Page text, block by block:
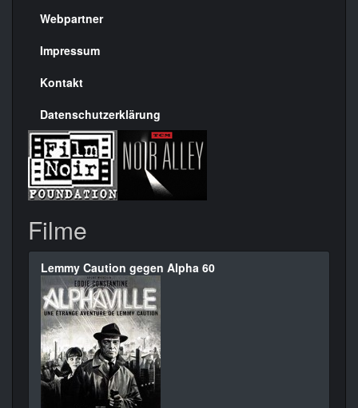
rechte
Seite
Webpartner
Impressum
Kontakt
Datenschutzerklärung
Filme
Lemmy Caution gegen Alpha 60